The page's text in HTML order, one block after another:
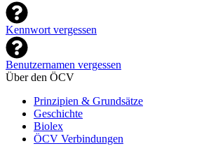
Kennwort vergessen
Benutzernamen vergessen
Über den ÖCV
Prinzipien & Grundsätze
Geschichte
Biolex
ÖCV Verbindungen